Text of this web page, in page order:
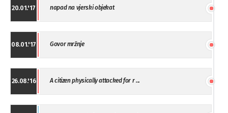
20.01.'17 napad na vjerski objekat
08.01.'17 Govor mržnje
26.08.'16 A citizen physically attacked for r ...